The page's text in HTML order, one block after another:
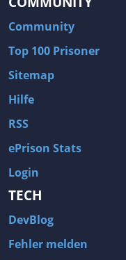
Community
Top 100 Prisoner
Sitemap
Hilfe
RSS
ePrison Stats
Login
TECH
DevBlog
Fehler melden